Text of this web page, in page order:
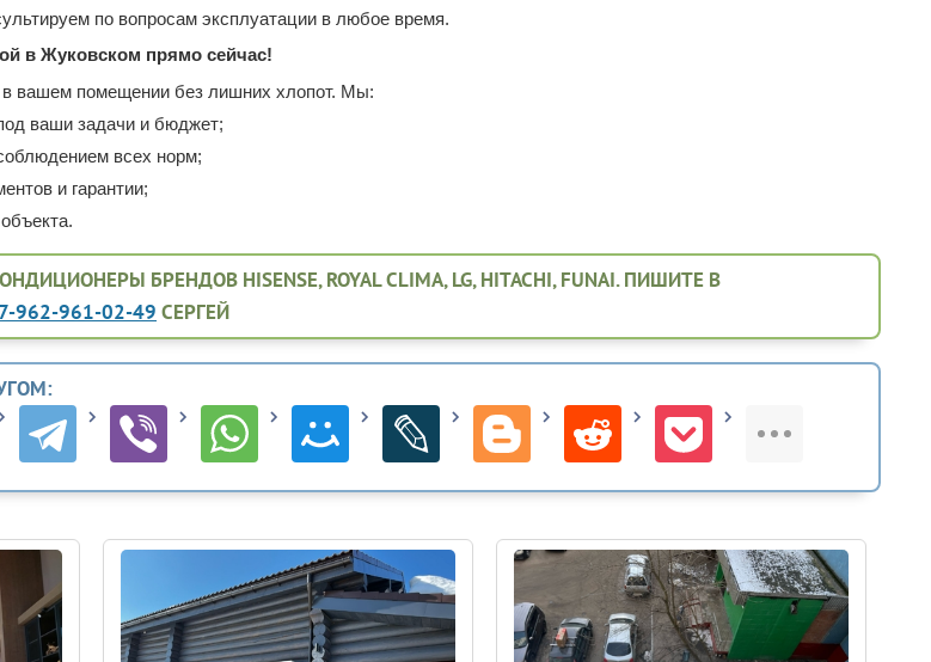
по вопросам эксплуатации в любое время.
в Жуковском прямо сейчас!
вашем помещении без лишних хлопот. Мы:
ваши задачи и бюджет;
всех норм;
и гарантии;
БРЕНДОВ HISENSE, ROYAL CLIMA, LG, HITACHI, FUNAI. ПИШИТЕ В
962-961-02-49 СЕРГЕЙ